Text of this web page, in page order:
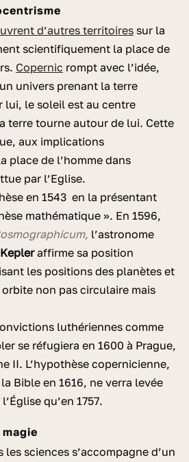
d’autres territoiressur la
scientifiquement la place de
Copernic rompt avec l’idée,
univers prenant la terre
lui, le soleil est au centre
terre tourne autour de lui. Cette
aux implications
place de l’homme dans
par l’Eglise.
en 1543 en la présentant
mathématique ». En 1596,
l’astronome
Kepleraffirme sa position
les positions des planètes et
non pas circulaire mais
luthériennes comme
se réfugiera en 1600 à Prague,
II. L’hypothèse copernicienne,
Bible en 1616, ne verra levée
qu’en 1757.
magie
les sciences s’accompagne d’un